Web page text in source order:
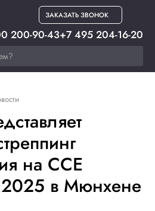
ЗАКАЗАТЬ ЗВОНОК
200-90-43+7 495 204-16-20
на CCE
2025 в Мюнхене